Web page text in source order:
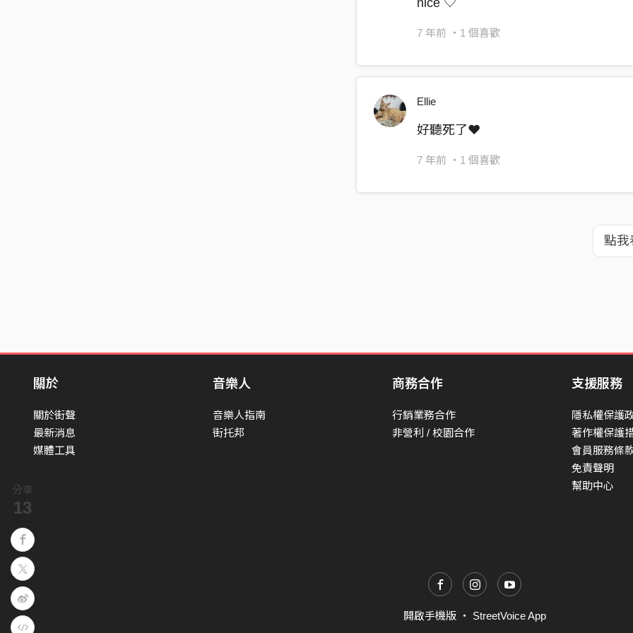
分享
13
7 年前 ・1 個喜歡
Ellie
好聽死了❤
7 年前 ・1 個喜歡
點我
關於
關於街聲
最新消息
媒體工具
音樂人
音樂人指南
街托邦
商務合作
行銷業務合作
非營利 / 校園合作
支援服務
隱私權保護
著作權保護
會員服務條
免責聲明
幫助中心
開啟手機版 ・ StreetVoice App